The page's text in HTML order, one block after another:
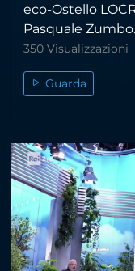
eco-Ostello
Pasquale
350 Visualizzazioni
Guarda